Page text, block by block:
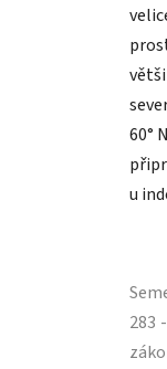
60°
u
283